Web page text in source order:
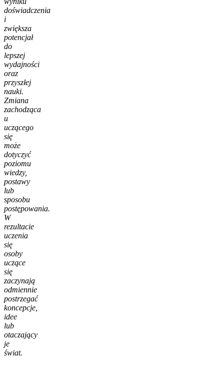
doświadczenia
i
zwiększa
potencjał
do
lepszej
wydajności
oraz
przyszłej
nauki.
Zmiana
zachodząca
u
uczącego
się
może
dotyczyć
poziomu
wiedzy,
postawy
lub
sposobu
postępowania.
W
rezultacie
uczenia
się
osoby
uczące
się
zaczynają
odmiennie
postrzegać
koncepcje,
idee
lub
otaczający
je
świat.